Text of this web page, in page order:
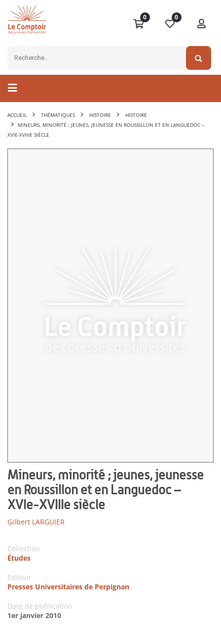
0 0
ACCUEIL THÉMATIQUES HISTOIRE
HISTOIRE
MINEURS, MINORITÉ ; JEUNES, JEUNESSE EN ROUSSILLON ET EN LANGUEDOC –
XVIE-XVIIIE SIÈCLE
Mineurs, minorité ; jeunes, jeunesse
en Roussillon et en Languedoc –
XVIe-XVIIIe siècle
Gilbert LARGUIER
Collection
Études
Editeur
Presses Universitaires de Perpignan
Date de publication
1er janvier 2010